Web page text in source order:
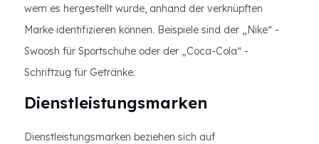
wem es hergestellt wurde, anhand der verknüpften
Marke identifizieren können. Beispiele sind der „Nike“ -
Swoosh für Sportschuhe oder der „Coca-Cola“ -
Schriftzug für Getränke.
Dienstleistungsmarken
Dienstleistungsmarken beziehen sich auf